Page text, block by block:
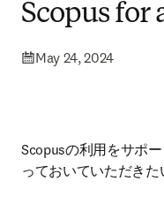
Scopus for
May 24, 2024
Scopusの利用をサポ
っておいていただきた